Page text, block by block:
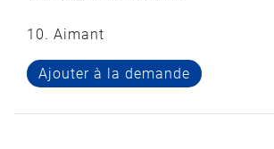
10. Aimant
Ajouter à la demande